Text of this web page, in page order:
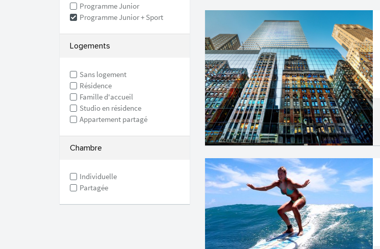
Programme Junior
Programme Junior + Sport
Logements
Sans logement
Résidence
Famille d'accueil
Studio en résidence
Appartement partagé
Chambre
Individuelle
Partagée